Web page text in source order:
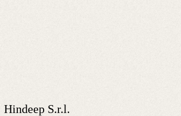
Hindeep S.r.l.